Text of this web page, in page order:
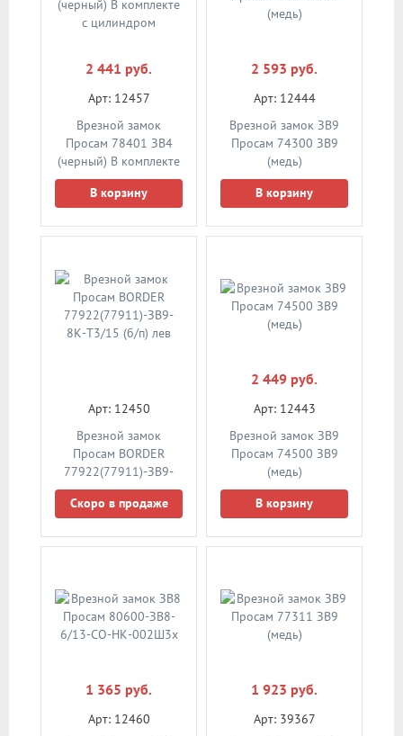
2 441 руб.
Арт: 12457
Врезной замок
Просам 78401 ЗВ4
(черный) В комплекте
с цилиндром
В корзину
2 593 руб.
Арт: 12444
Врезной замок ЗВ9
Просам 74300 ЗВ9
(медь)
В корзину
Арт: 12450
Врезной замок
Просам BORDER
77922(77911)-ЗВ9-
8К-Т3/15 (б/п) лев
Скоро в продаже
2 449 руб.
Арт: 12443
Врезной замок ЗВ9
Просам 74500 ЗВ9
(медь)
В корзину
1 365 руб.
Арт: 12460
1 923 руб.
Арт: 39367